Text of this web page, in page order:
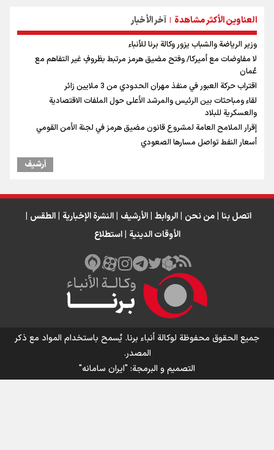
العناوين الأكثر مشاهدة | آخر الأخبار
وزير الرياضة والشباب يزور وكالة برنا للأنباء
لا مفاوضات مع أميركا/ وفتح مضيق هرمز مرتبط بظروفٍ غير التفاهم مع
عُمان
اقتراب حركة العبور في منفذ مهران الحدودي من 3 ملايين زائر
لقاء ومباحثات بين الرئيس والمرشد الأعلى حول الملفات الاقتصادية
والعسكرية للبلاد
إقرار الملامح العامة لمشروع قانون مضيق هرمز في لجنة الأمن القومي
أسعار النفط تواصل مسارها الصعودي
أرشیف
اتصل بنا | من نحن | الروابط | الأرشيف | النشرة الإخبارية | الطقس |
الأوقات الدينية | استطلاع
جميع الحقوق محفوظة لوكالة أنباء برنا. يُسمح باستخدام المواد مع ذكر
المصدر.
التصمیم و البرمجة:"ایران سامانه"